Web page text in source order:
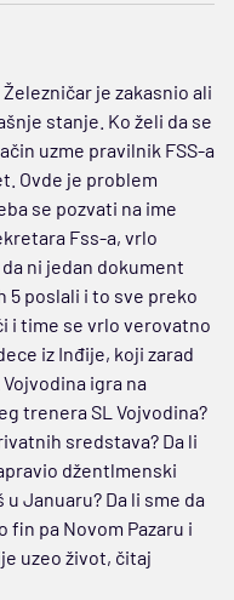
je zakasnio ali
stanje. Ko želi da se
uzme pravilnik FSS-a
Ovde je problem
se pozvati na ime
Fss-a, vrlo
ni jedan dokument
5 poslali i to sve preko
i time se vrlo verovatno
iz Inđije, koji zarad
igra na
trenera SL Vojvodina?
sredstava? Da li
džentlmenski
Januaru? Da li sme da
fin pa Novom Pazaru i
uzeo život, čitaj